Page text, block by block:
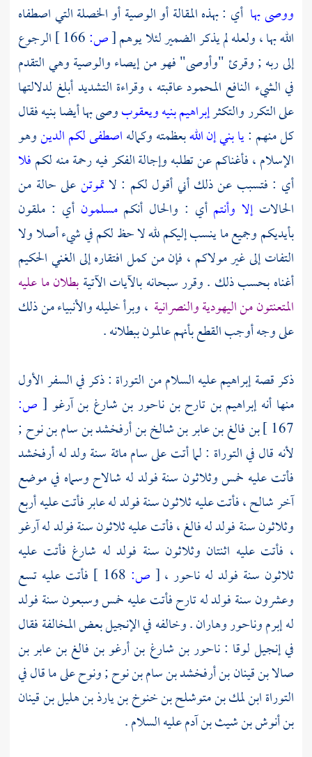
ووصى بها أي : بهذه المقالة أو الوصية أو الخصلة التي اصطفاه
الله بها ، ولعله لم يذكر الضمير لئلا يوهم[ص:
الرجوع
إلى ربه ; وقرئ "وأوصى" فهو من إيصاء والوصية وهي التقدم
في الشيء النافع المحمود عاقبته ، وقراءة التشديد أبلغ لدلالتها
على التكرر والتكثرإبراهيم بنيه ويعقوبوصى بها أيضا بنيه فقال
كل منهم :يا بني إن اللهبعظمته وكمالهاصطفى لكم الدينوهو
الإسلام ، فأغناكم عن تطلبه وإجالة الفكر فيه رحمة منه لكمفلا
أي : فتسبب عن ذلك أني أقول لكم : لاتموتنعلى حالة من
الحالاتإلا وأنتمأي : والحال أنكممسلمونأي : ملقون
بأيديكم وجميع ما ينسب إليكم لله لا حظ لكم في شيء أصلا ولا
التفات إلى غير مولاكم ، فإن من كمل افتقاره إلى الغني الحكيم
أغناه بحسب ذلك . وقرر سبحانه بالآيات الآتيةبطلان ما عليه
المتعنتون من اليهودية والنصرانية ، وبرأ خليله والأنبياء من ذلك
على وجه أوجب القطع بأنهم عالمون ببطلانه .
ذكر قصةإبراهيمعليه السلام من التوراة : ذكر في السفر الأول
منها أنهإبراهيم بن تارح بن ناحور بن شارغ بن آرغو [ ص:
167 ] بن فالغ بن عابر بن شالخ بن أرفخشد بن سام بن نوح;
لأنه قال في التوراة : لما أتت علىساممائة سنة ولد لهأرفخشد
فأتت عليه خمس وثلاثون سنة فولد له شالاحوسماه في موضع
آخرشالح، فأتت عليه ثلاثون سنة فولد لهعابرفأتت عليه أربع
وثلاثون سنة فولد لهفالغ، فأتت عليه ثلاثون سنة فولد لهآرغو
، فأتت عليه اثنتان وثلاثون سنة فولد له شارغ فأتت عليه
ثلاثون سنة فولد له ناحور ، [ ص:
فأتت عليه تسع
وعشرون سنة فولد لهتارحفأتت عليه خمس وسبعون سنة فولد
لهإبرموناحوروهاران. وخالفه في الإنجيل بعض المخالفة فقال
في إنجيللوقا :ناحور بن شارغ بن أرغو بن فالغ بن عابر بن
صالا بن قينان بن أرفخشد بن سام بن نوح;ونوحعلى ما قال في
التوراةابن لمك بن متوشلح بن خنوخ بن يارذ بن هليل بن قينان
بن أنوش بن شيث بن آدمعليه السلام .